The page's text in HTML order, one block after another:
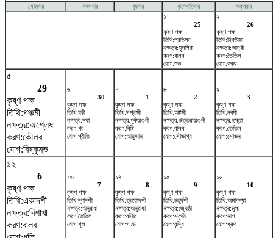
সোমবার মঙ্গলবার বুধবার বৃহস্পতিবার
শুক্রবার
১
25
কৃষ্ণ পক্ষ
তিথি:প্রতিপদ
নক্ষত্র:মৃগশিরা
করণ:বালব
যোগ:শুভ
২
26
কৃষ্ণ পক্ষ
তিথি:দ্বিতীয়া
নক্ষত্র:আর্দ্রা
করণ:তৈতিল
যোগ:শুক্র
৫
29
কৃষ্ণ পক্ষ
তিথি:পঞ্চমী
নক্ষত্র:অশ্লেষা
করণ:কৌলব
যোগ:বিষ্কুম্ভ
৬
30
কৃষ্ণ পক্ষ
তিথি:ষষ্ঠী
নক্ষত্র:মঘা
করণ:গর
যোগ:প্রীতি
৭
1
কৃষ্ণ পক্ষ
তিথি:সপ্তমী
নক্ষত্র:পূর্বফাল্গুনী
করণ:বিষ্টি
যোগ:আয়ুষ্মান
৮
2
কৃষ্ণ পক্ষ
তিথি:অষ্টমী
নক্ষত্র:উত্তরফাল্গুনী
করণ:বালব
যোগ:সৌভাগ্য
৯
3
কৃষ্ণ পক্ষ
তিথি:নবমী
নক্ষত্র:হস্তা
করণ:তৈতিল
যোগ:শোভন
১২
6
কৃষ্ণ পক্ষ
তিথি:একাদশী
নক্ষত্র:বিশাখা
করণ:বালব
১৩
7
কৃষ্ণ পক্ষ
তিথি:দ্বাদশী
নক্ষত্র:অনুরাধা
করণ:তৈতিল
যোগ:শূল
১৪
8
কৃষ্ণ পক্ষ
তিথি:ত্রয়োদশী
নক্ষত্র:অনুরাধা
করণ:বণিজ
যোগ:গণ্ড
১৫
9
কৃষ্ণ পক্ষ
তিথি:চতুর্দশী
নক্ষত্র:জ্যেষ্ঠা
করণ:শকুনি
যোগ:বৃদ্ধি
১৬
10
কৃষ্ণ পক্ষ
তিথি:অমাবশ্যা
নক্ষত্র:মূলা
করণ:নাগ
যোগ:ধ্রুব